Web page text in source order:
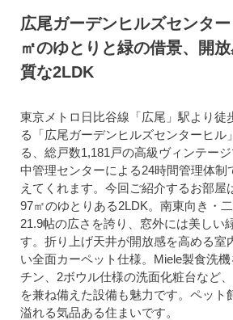
広尾ガーデンヒルズセンタ
㎡のゆとりと緑の借景、開
質な2LDK
東京メトロ日比谷線「広尾」駅より徒
る「広尾ガーデンヒルズセンターヒル
る、総戸数1,181戸の高級ヴィンテー
中管理センターによる24時間管理体制
えてくれます。今回ご紹介するお部屋
97㎡のゆとりある2LDK。南東向き・
21.9帖の広さを誇り、窓外には美しい
す。折り上げ天井が開放感を高める室
い全面カーペット仕様。Miele製食洗
チン、2ボウル仕様の洗面化粧台など
を兼ね備えた設備も魅力です。ペット
溢れる気品ある住まいです。